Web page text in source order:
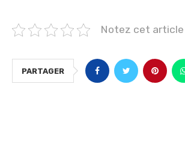
Notez cet article
PARTAGER